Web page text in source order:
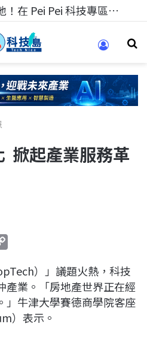
科技人的經驗傳承地！在 Pei Pei 科技專區，與學弟妹交流最硬核的技術
掀起產業服務革
p
y
L
i
）」議題火熱，科技
產業。「房地產世界正在經
」牛津大學賽德商學院客座
）表示。